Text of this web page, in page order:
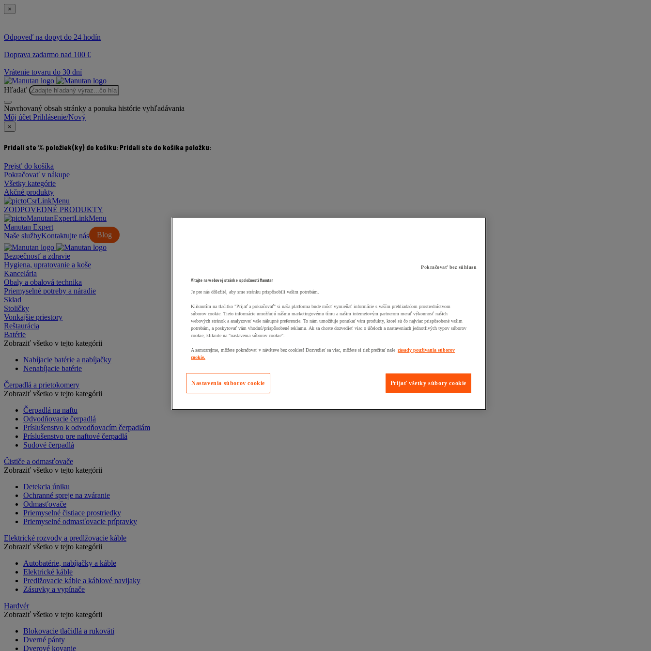
×
Odpoveď na dopyt do 24 hodín
Doprava zadarmo nad 100 €
Vrátenie tovaru do 30 dní
Hľadať
Navrhovaný obsah stránky a ponuka histórie vyhľadávania
Môj účet Prihlásenie/Nový
×
Pridali ste % položiek(ky) do košíku: Pridali ste do košíka položku:
Prejsť do košíka
Pokračovať v nákupe
Všetky kategórie
Akčné produkty
ZODPOVEDNÉ PRODUKTY
Manutan Expert
Naše služby
Blog
Kontaktujte nás
Bezpečnosť a zdravie
Hygiena, upratovanie a koše
Kancelária
Obaly a obalová technika
Priemyselné potreby a náradie
Sklad
Stoličky
Vonkajšie priestory
Reštaurácia
Batérie
Zobraziť všetko v tejto kategórii
Nabíjacie batérie a nabíjačky
Nenabíjacie batérie
Čerpadlá a prietokomery
Zobraziť všetko v tejto kategórii
Čerpadlá na naftu
Odvodňovacie čerpadlá
Príslušenstvo k odvodňovacím čerpadlám
Príslušenstvo pre naftové čerpadlá
Sudové čerpadlá
Čističe a odmasťovače
Zobraziť všetko v tejto kategórii
Detekcia úniku
Ochranné spreje na zváranie
Odmasťovače
Priemyselné čistiace prostriedky
Priemyselné odmasťovacie prípravky
Elektrické rozvody a predlžovacie káble
Zobraziť všetko v tejto kategórii
Autobatérie, nabíjačky a káble
Elektrické káble
Predlžovacie káble a káblové navijaky
Zásuvky a vypínače
Hardvér
Zobraziť všetko v tejto kategórii
Blokovacie tlačidlá a rukoväti
Dverné pánty
Dverové kovanie
Pokračovať bez súhlasu
Vitajte na webovej stránke spoločnosti Manutan
Je pre nás dôležité, aby sme stránku prispôsobili vašim potrebám.
Kliknutím na tlačitko "Prijať a pokračovať" si naša platforma bude môcť vymieňať informácie s vaším prehliadačom prostredníctvom
súborov cookie. Tieto informácie umožňujú nášmu marketingovému tímu a našim internetovým partnerom merať výkonnosť našich
webových stránok a analyzovať vaše nákupné preferencie. To nám umožňuje ponúkať vám produkty, ktoré sú čo najviac prispôsobené vašim
potrebám, a poskytovať vám vhodnú/prispôsobené reklamu. Ak sa chcete dozvedieť viac o účeloch a nastaveniach jednotlivých typov súborov
cookie, kliknite na "nastavenia súborov cookie".
A samozrejme, môžete pokračovať v návšteve bez cookies! Dozvedieť sa viac, môžete si tiež prečítať naše zásady používania súborov
cookie.
Prijať všetky súbory cookie
Nastavenia súborov cookie